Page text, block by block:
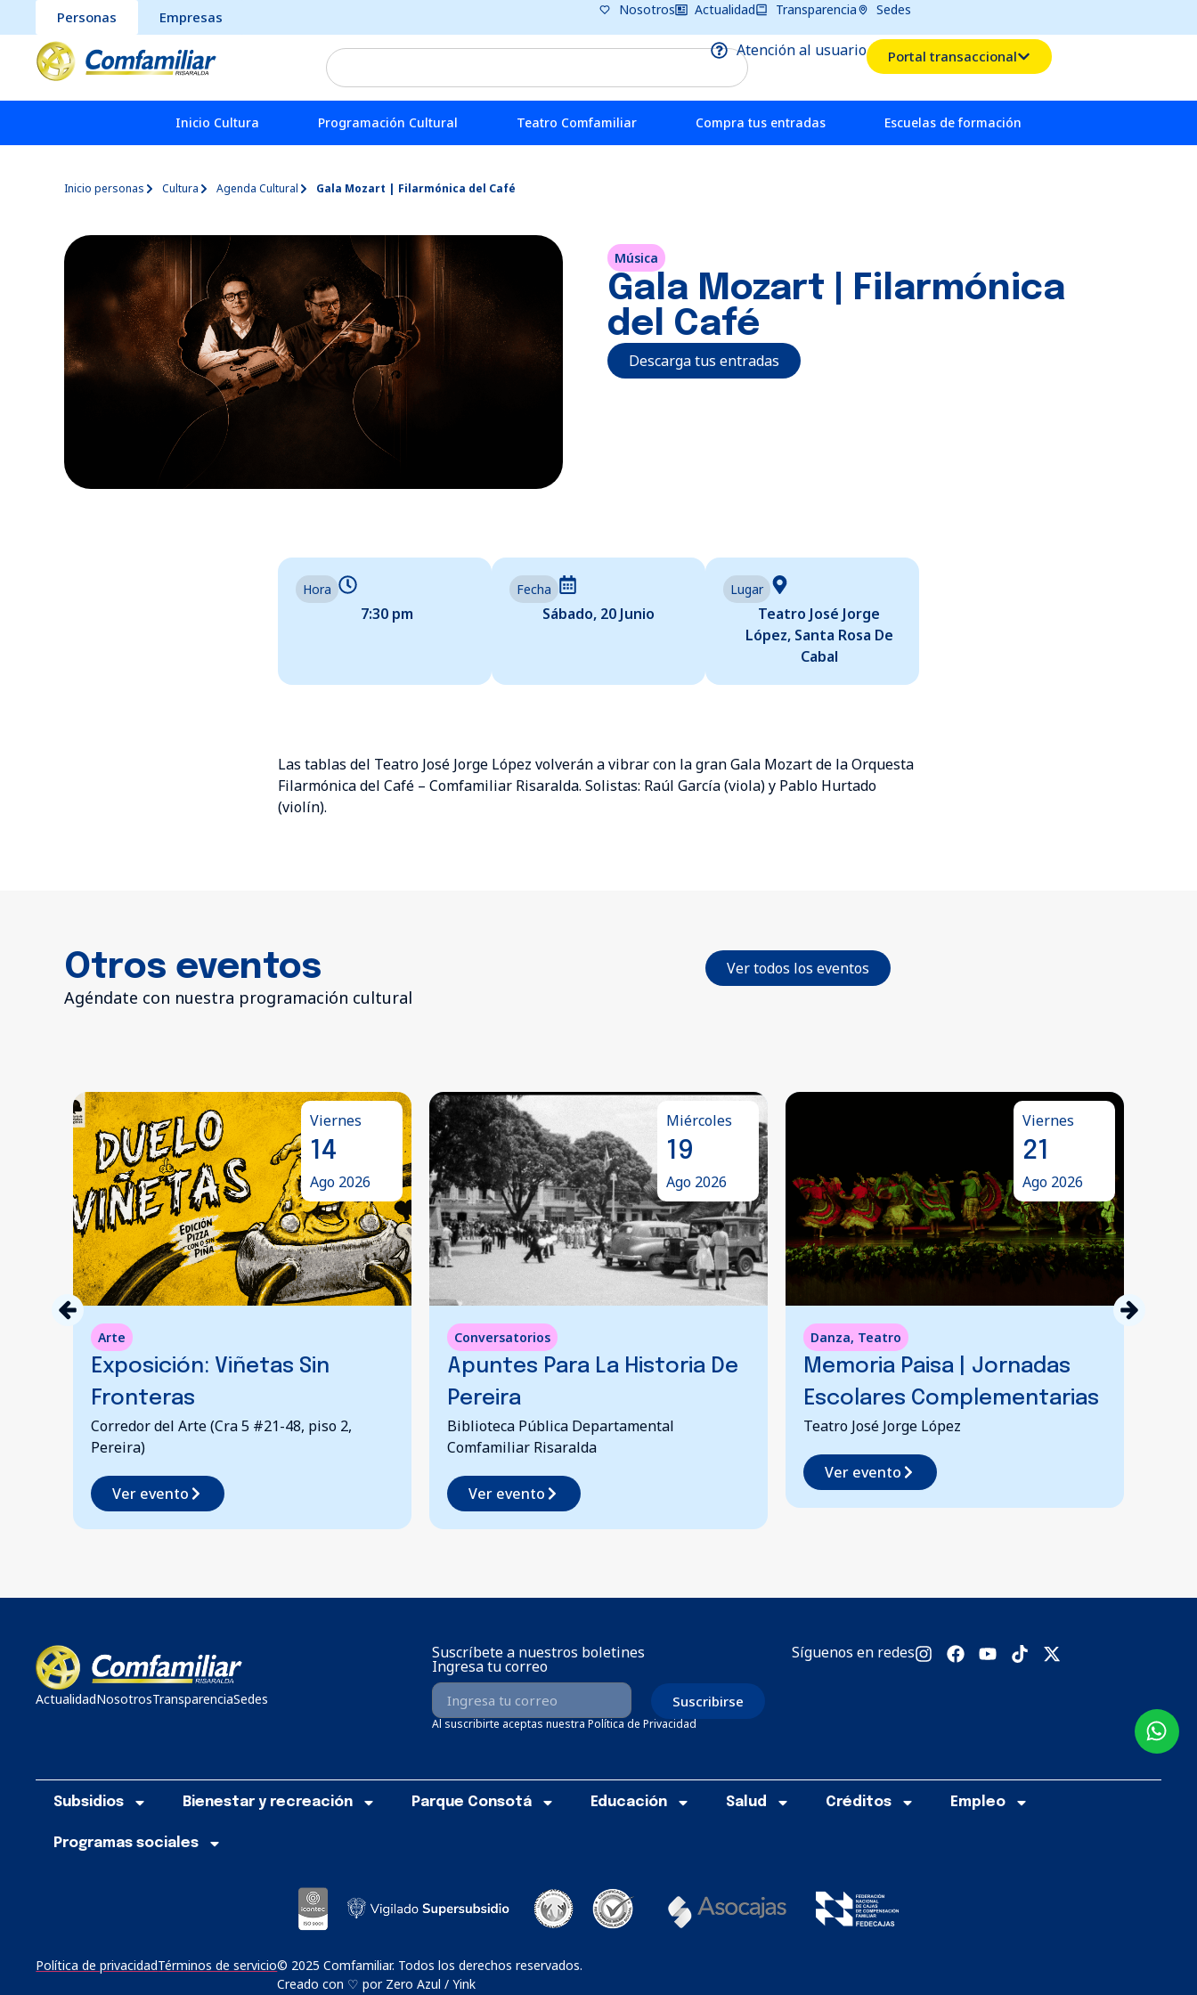
Personas Empresas Nosotros Actualidad Transparencia Sedes
Atención al usuario Portal transaccional
Inicio Cultura Programación Cultural Teatro Comfamiliar Compra tus entradas Escuelas de formación
Inicio personas Cultura Agenda Cultural Gala Mozart | Filarmónica del Café
Música
Gala Mozart | Filarmónica
del Café
Descarga tus entradas
Hora
7:30 pm
Fecha
Sábado, 20 Junio
Lugar
Teatro José Jorge
López, Santa Rosa De
Cabal
Las tablas del Teatro José Jorge López volverán a vibrar con la gran Gala Mozart de la Orquesta
Filarmónica del Café – Comfamiliar Risaralda. Solistas: Raúl García (viola) y Pablo Hurtado
(violín).
Otros eventos
Agéndate con nuestra programación cultural
Ver todos los eventos
Miércoles
Ago 2026
Apuntes Para La Historia De
Pereira
Biblioteca Pública Departamental
Comfamiliar Risaralda
Ver evento
Viernes
Ago 2026
Danza,Teatro
Memoria Paisa | Jornadas
Escolares Complementarias
Teatro José Jorge López
Ver evento
Jueves
Ago 2026
Música
Muestra Académica |
Ensamble De Percusión
Comfamiliar Risaralda sede La Enseñanza
Ver evento
ActualidadNosotrosTransparenciaSedes
Suscríbete a nuestros boletines
Ingresa tu correo
Suscribirse
Al suscribirte aceptas nuestra Política de Privacidad
Síguenos en redes
Subsidios Bienestar y recreación Parque Consotá Educación Salud Créditos Empleo
Programas sociales
Política de privacidadTérminos de servicio© 2025 Comfamiliar. Todos los derechos reservados.
Creado con ♡ por Zero Azul / Yink